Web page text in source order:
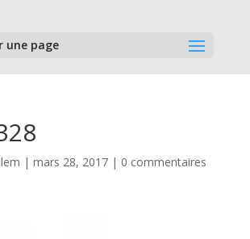
une page
| mars 28, 2017| 0 commentaires